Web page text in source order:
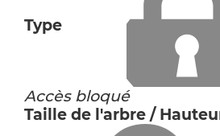
Type
Accès bloqué
Taille de l'arbre /